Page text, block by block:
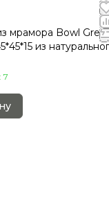
мрамора Bowl Grey
из
7